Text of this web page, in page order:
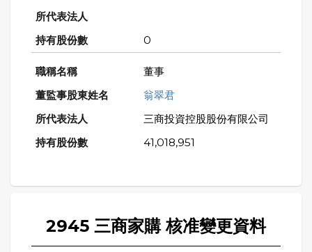
0
董事
翁翠君
三商投資控股股份有限公司
41,018,951
2945 三商家購 核准變更資料